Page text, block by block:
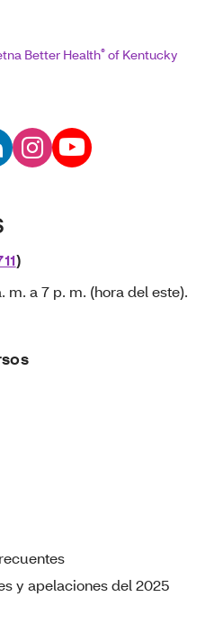
Better Health® of Kentucky
)
m. a 7 p. m. (hora del este).
y apelaciones del 2025